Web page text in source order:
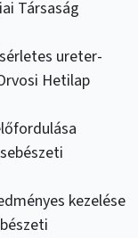
Társaság
ureter-
Hetilap
kezelése